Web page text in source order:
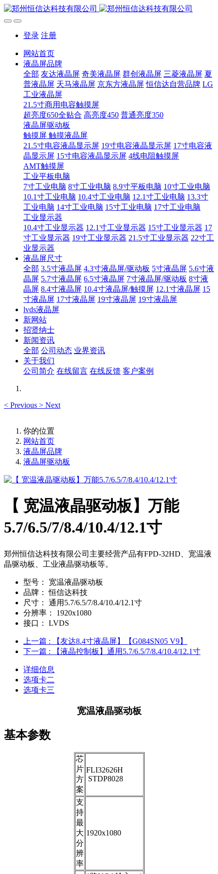
登录 注册
网站首页
液晶屏品牌
全部 友达液晶屏 奇美液晶屏 群创液晶屏 三菱液晶屏 夏
普液晶屏 天马液晶屏 京东方液晶屏 恒信达自营品牌 LG
工业液晶屏
21.5寸商用电容触摸屏
超亮度650全贴合 高亮度450 普通亮度350
液晶屏驱动板
触摸屏 触摸液晶屏
21.5寸电容液晶显示屏 19寸电容液晶显示屏 17寸电容液
晶显示屏 15寸电容液晶显示屏 4线电阻触摸屏
AMT触摸屏
工业平板电脑
7寸工业电脑 8寸工业电脑 8.9寸平板电脑 10寸工业电脑
10.1寸工业电脑 10.4寸工业电脑 12.1寸工业电脑 13.3寸
工业电脑 14寸工业电脑 15寸工业电脑 17寸工业电脑
工业显示器
10.4寸工业显示器 12.1寸工业显示器 15寸工业显示器 17
寸工业显示器 19寸工业显示器 21.5寸工业显示器 22寸工
业显示器
液晶屏尺寸
全部 3.5寸液晶屏 4.3寸液晶屏/驱动板 5寸液晶屏 5.6寸液
晶屏 5.7寸液晶屏 6.5寸液晶屏 7寸液晶屏/驱动板 8寸液
晶屏 8.4寸液晶屏 10.4寸液晶屏/触摸屏 12.1寸液晶屏 15
寸液晶屏 17寸液晶屏 19寸液晶屏 19寸液晶屏
lvds液晶屏
新网站
招贤纳士
新闻资讯
全部 公司动态 业界资讯
关于我们
公司简介 在线留言 在线反馈 客户案例
< Previous > Next
你的位置
网站首页
液晶屏品牌
液晶屏驱动板
【 宽温液晶驱动板】万能
5.7/6.5/7/8.4/10.4/12.1寸
郑州恒信达科技有限公司主要经营产品有FPD-32HD、宽温液
晶驱动板、工业液晶驱动板等。
型号：
宽温液晶驱动板
品牌： 恒信达科技
尺寸：
通用5.7/6.5/7/8.4/10.4/12.1寸
分辨率：
1920x1080
接口：
LVDS
上一篇 : 【友达8.4寸液晶屏】【G084SN05 V9】
下一篇 : 【液晶控制板】通用5.7/6.5/7/8.4/10.4/12.1寸
详细信息
选项卡二
选项卡三
宽温液晶驱动板
基本参数
芯
片
方
案
FLI32626H
STDP8028
支
持
最
大
分
辨
率
1920x1080